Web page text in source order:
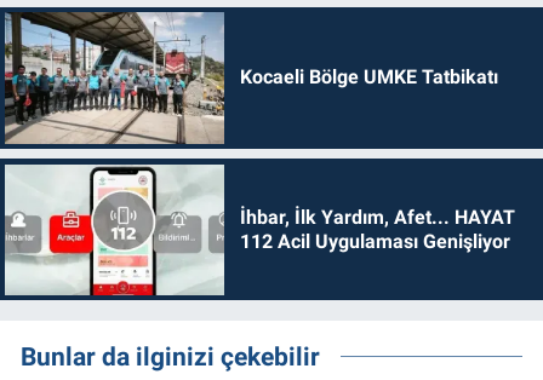
Kocaeli Bölge UMKE Tatbikatı
İhbar, İlk Yardım, Afet... HAYAT
112 Acil Uygulaması Genişliyor
Bunlar da ilginizi çekebilir